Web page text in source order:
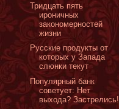
Тридцать пять
ироничных
закономерностей
жизни
Русские продукты от
которых у Запада
слюнки текут
Популярный банк
советует: Нет
выхода? Застрелись!